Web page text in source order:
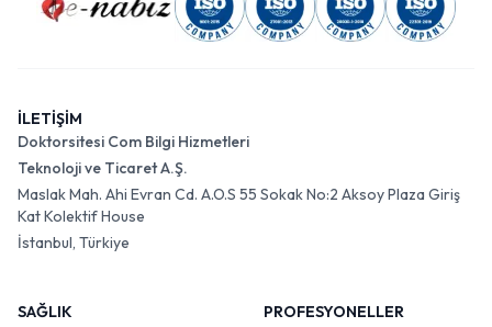
İLETİŞİM
Doktorsitesi Com Bilgi Hizmetleri
Teknoloji ve Ticaret A.Ş.
Maslak Mah. Ahi Evran Cd. A.O.S 55 Sokak No:2 Aksoy Plaza Giriş
Kat Kolektif House
İstanbul, Türkiye
SAĞLIK
PROFESYONELLER